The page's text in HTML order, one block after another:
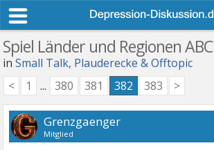
Spiel Länder und Regionen ABC
inSmall Talk, Plauderecke & Offtopic
<
1 ... 380 381 382 383 >
Grenzgaenger
Mitglied